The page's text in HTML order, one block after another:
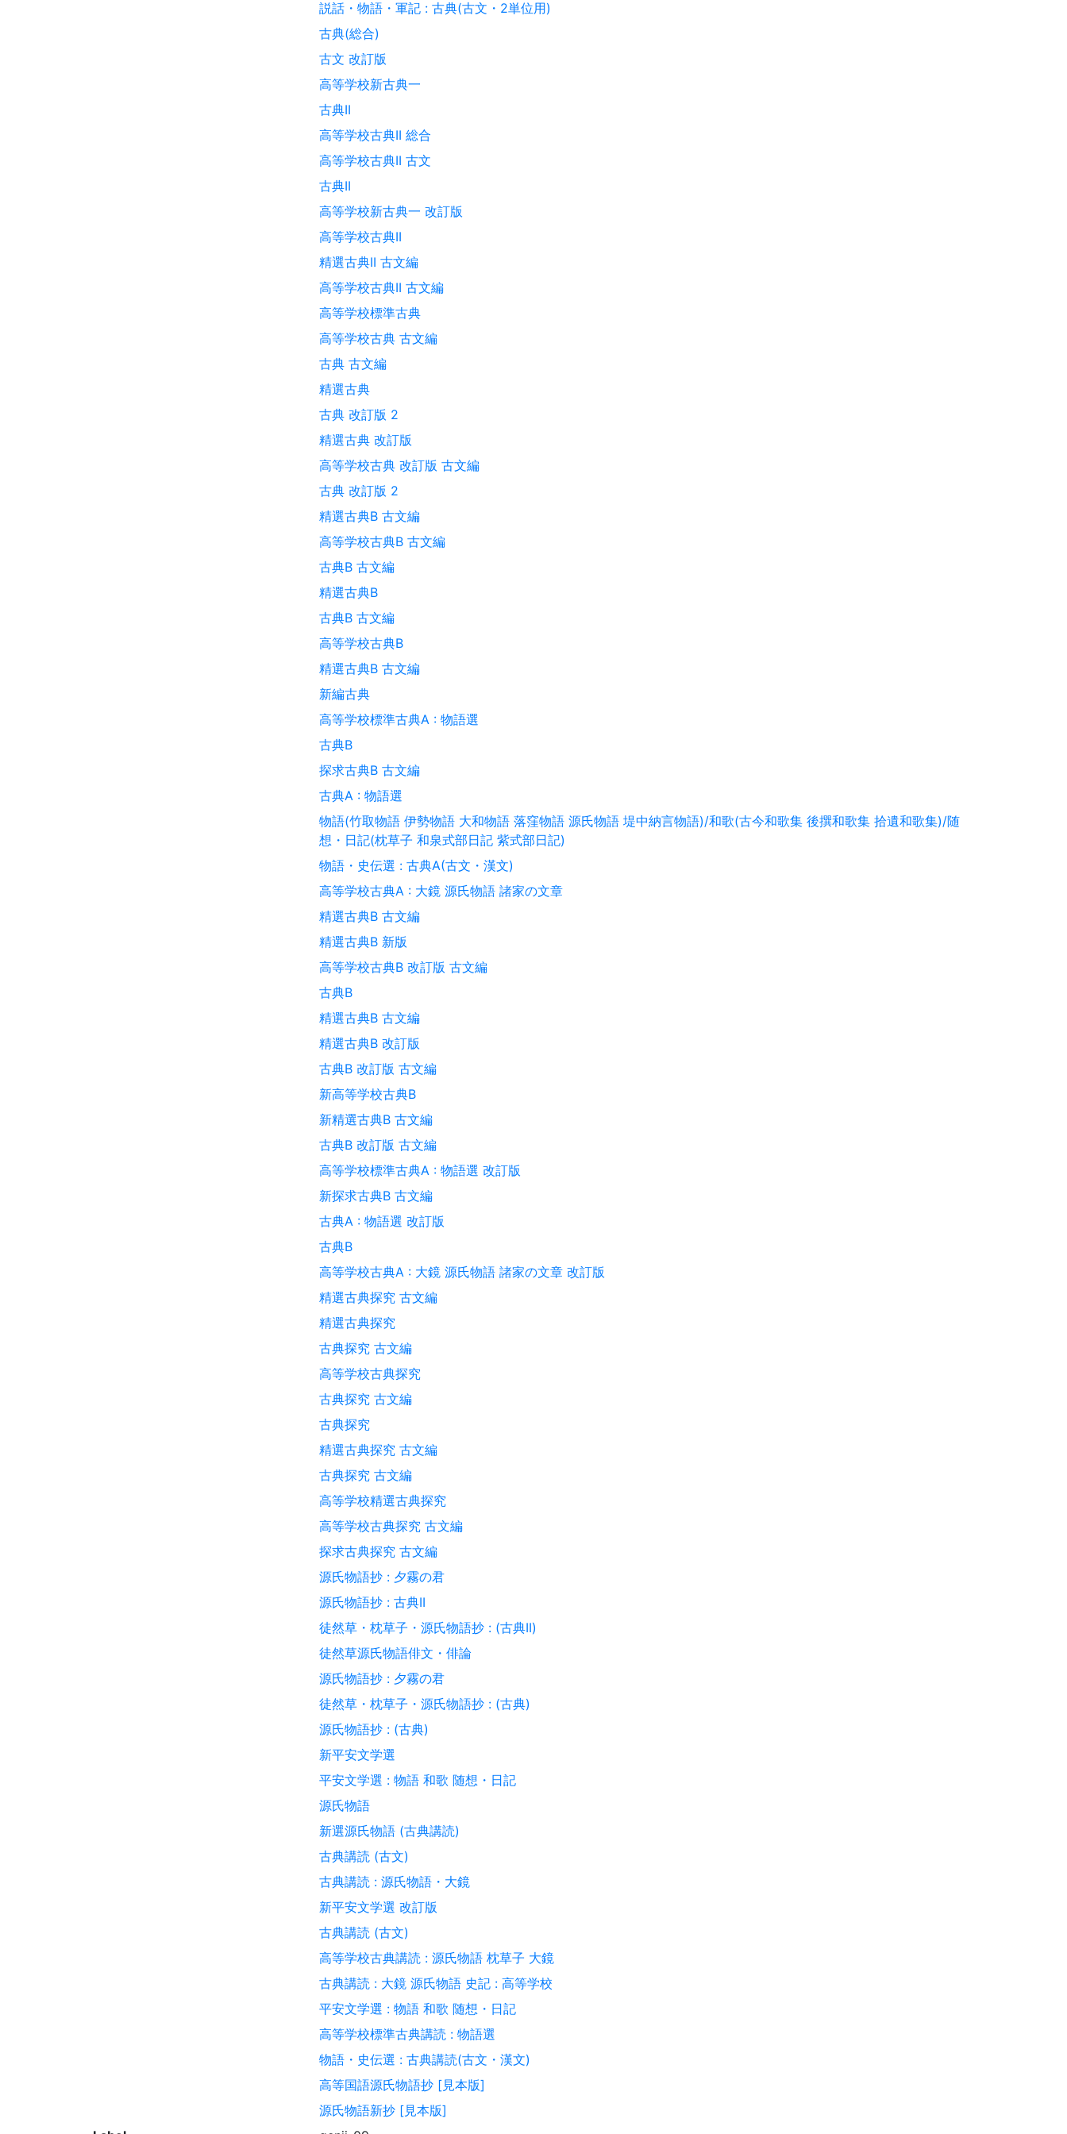
説話・物語・軍記 : 古典(古文・2単位用)
古典(総合)
古文 改訂版
高等学校新古典一
古典II
高等学校古典II 総合
高等学校古典II 古文
古典II
高等学校新古典一 改訂版
高等学校古典II
精選古典II 古文編
高等学校古典II 古文編
高等学校標準古典
高等学校古典 古文編
古典 古文編
精選古典
古典 改訂版 2
精選古典 改訂版
高等学校古典 改訂版 古文編
古典 改訂版 2
精選古典B 古文編
高等学校古典B 古文編
古典B 古文編
精選古典B
古典B 古文編
高等学校古典B
精選古典B 古文編
新編古典
高等学校標準古典A : 物語選
古典B
探求古典B 古文編
古典A : 物語選
物語(竹取物語 伊勢物語 大和物語 落窪物語 源氏物語 堤中納言物語)/和歌(古今和歌集 後撰和歌集 拾遺和歌集)/随
想・日記(枕草子 和泉式部日記 紫式部日記)
物語・史伝選 : 古典A(古文・漢文)
高等学校古典A : 大鏡 源氏物語 諸家の文章
精選古典B 古文編
精選古典B 新版
高等学校古典B 改訂版 古文編
古典B
精選古典B 古文編
精選古典B 改訂版
古典B 改訂版 古文編
新高等学校古典B
新精選古典B 古文編
古典B 改訂版 古文編
高等学校標準古典A : 物語選 改訂版
新探求古典B 古文編
古典A : 物語選 改訂版
古典B
高等学校古典A : 大鏡 源氏物語 諸家の文章 改訂版
精選古典探究 古文編
精選古典探究
古典探究 古文編
高等学校古典探究
古典探究 古文編
古典探究
精選古典探究 古文編
古典探究 古文編
高等学校精選古典探究
高等学校古典探究 古文編
探求古典探究 古文編
源氏物語抄 : 夕霧の君
源氏物語抄 : 古典II
徒然草・枕草子・源氏物語抄 : (古典II)
徒然草源氏物語俳文・俳論
源氏物語抄 : 夕霧の君
徒然草・枕草子・源氏物語抄 : (古典)
源氏物語抄 : (古典)
新平安文学選
平安文学選 : 物語 和歌 随想・日記
源氏物語
新選源氏物語 (古典講読)
古典講読 (古文)
古典講読 : 源氏物語・大鏡
新平安文学選 改訂版
古典講読 (古文)
高等学校古典講読 : 源氏物語 枕草子 大鏡
古典講読 : 大鏡 源氏物語 史記 : 高等学校
平安文学選 : 物語 和歌 随想・日記
高等学校標準古典講読 : 物語選
物語・史伝選 : 古典講読(古文・漢文)
高等国語源氏物語抄 [見本版]
源氏物語新抄 [見本版]